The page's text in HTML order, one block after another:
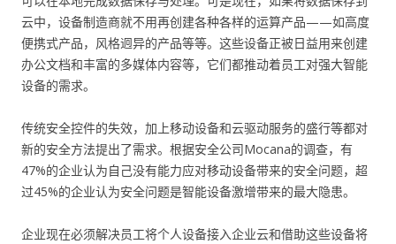
云中，设备制造商就不用再创建各种各样的运算产品——如高度
便携式产品，风格迥异的产品等等。这些设备正被日益用来创建
办公文档和丰富的多媒体内容等，它们都推动着员工对强大智能
设备的需求。
传统安全控件的失效，加上移动设备和云驱动服务的盛行等都对
新的安全方法提出了需求。根据安全公司Mocana的调查，有
47%的企业认为自己没有能力应对移动设备带来的安全问题，超
过45%的企业认为安全问题是智能设备激增带来的最大隐患。
企业现在必须解决员工将个人设备接入企业云和借助这些设备将